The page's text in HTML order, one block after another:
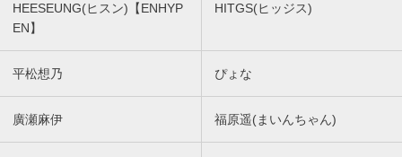
HEESEUNG(ヒスン)【ENHYP
EN】
HITGS(ヒッジス)
平松想乃 ぴょな
廣瀬麻伊 福原遥(まいんちゃん)